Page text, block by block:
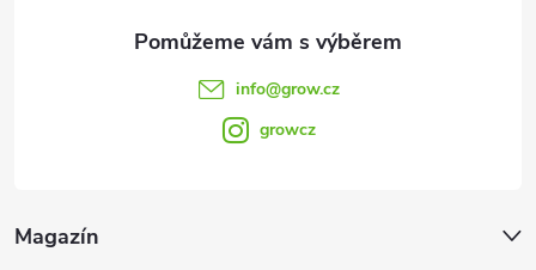
Magazín
info@grow.cz
growcz